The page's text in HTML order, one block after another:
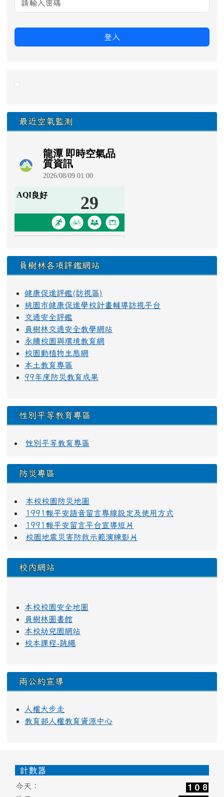
登入
最近空氣監測
員樹林各項評鑑網站
健康促進評鑑(訪視區)
桃園市健康促進學校計畫輔導訪視平台
交通安全評鑑
員樹林交通安全教學網站
永續校園與環境教育網
校園動植物生態網
本土教育專區
99年度防災教育成果
性別平等教育專區
性別平等教育專區
防災專區
本校校園防災地圖
1991報平安語音留言專線設定及使用方式
1991報平安留言平台宣導短片
校園地震災害防救示範演練影片
校內網站
本校校園安全地圖
員樹林圖書館
本校幼兒園網站
校本課程-跳繩
兩公約宣導
人權大步走
教育部人權教育資源中心
頁尾區域內容
計數器
今天：